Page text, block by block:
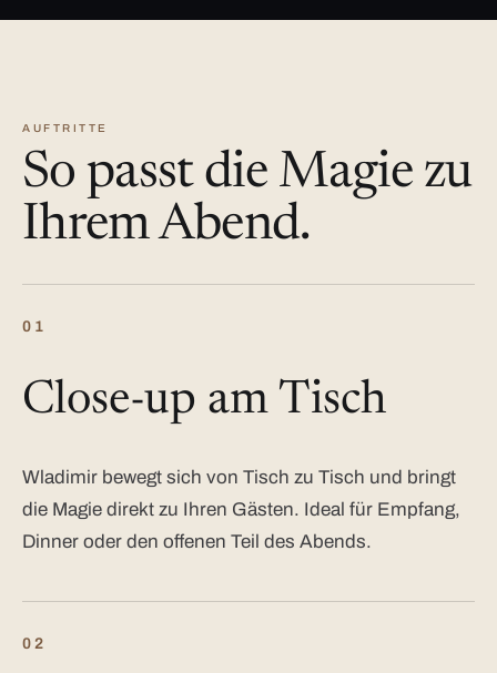
AUFTRITTE
So passt die Magie zu
Ihrem Abend.
01
Close-up am Tisch
Wladimir bewegt sich von Tisch zu Tisch und bringt
die Magie direkt zu Ihren Gästen. Ideal für Empfang,
Dinner oder den offenen Teil des Abends.
02